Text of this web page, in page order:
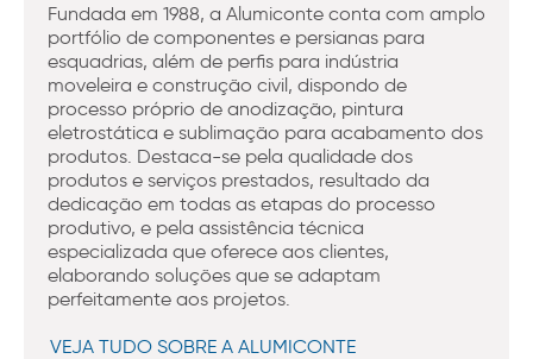
Fundada em 1988, a Alumiconte conta com amplo
portfólio de componentes e persianas para
esquadrias, além de perfis para indústria
moveleira e construção civil, dispondo de
processo próprio de anodização, pintura
eletrostática e sublimação para acabamento dos
produtos. Destaca-se pela qualidade dos
produtos e serviços prestados, resultado da
dedicação em todas as etapas do processo
produtivo, e pela assistência técnica
especializada que oferece aos clientes,
elaborando soluções que se adaptam
perfeitamente aos projetos.
VEJA TUDO SOBRE A ALUMICONTE